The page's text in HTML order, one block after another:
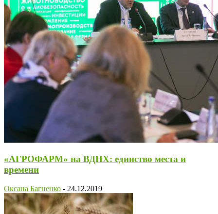
«АГРОФАРМ» на ВДНХ: единство места и
времени
Оксана Багненко - 24.12.2019